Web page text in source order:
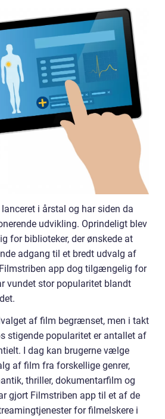
i årstal og har siden da
udvikling. Oprindeligt blev
for biblioteker, der ønskede at
adgang til et bredt udvalg af
app dog tilgængelig for
vundet stor popularitet blandt
af film begrænset, men i takt
stigende popularitet er antallet af
I dag kan brugerne vælge
af film fra forskellige genrer,
thriller, dokumentarfilm og
gjort Filmstriben app til et af de
for filmelskere i